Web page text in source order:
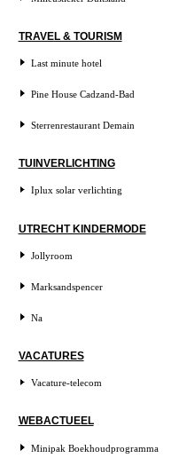
TRAVEL & TOURISM
Last minute hotel
Pine House Cadzand-Bad
Sterrenrestaurant Demain
TUINVERLICHTING
Iplux solar verlichting
UTRECHT KINDERMODE
Jollyroom
Marksandspencer
Na
VACATURES
Vacature-telecom
WEBACTUEEL
Minipak Boekhoudprogramma